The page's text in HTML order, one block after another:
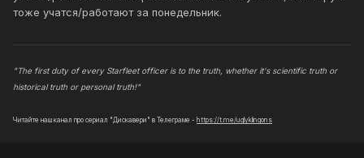
тоже учатся/работают за понедельник.
"The first duty of every Starfleet officer is to the truth, whether it's scientific truth or
historical truth or personal truth!"
Читайте наш канал про сериал "Дискавери" в Телеграме - https://t.me/uglyklingons